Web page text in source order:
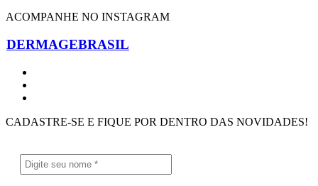
ACOMPANHE NO INSTAGRAM
DERMAGEBRASIL
CADASTRE-SE E FIQUE POR DENTRO DAS NOVIDADES!